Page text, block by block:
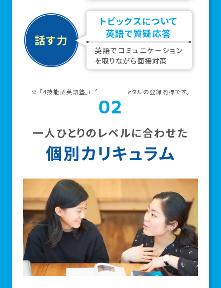
話す力
トピックスについて
英語で質疑応答
英語でコミュニケーション
を取りながら面接対策
※ 「4技能型英語塾」は株式会社キャタルの登録商標です。
02
一人ひとりのレベルに合わせた
個別カリキュラム